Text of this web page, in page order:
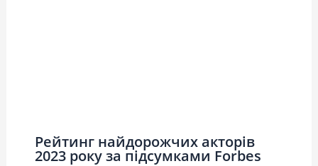
Рейтинг найдорожчих акторів
2023 року за підсумками Forbes